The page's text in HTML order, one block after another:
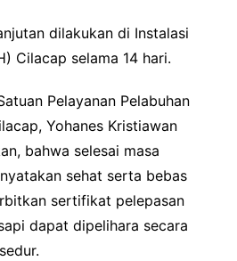
dilakukan di Instalasi
Cilacap selama 14 hari.
Pelayanan Pelabuhan
Yohanes Kristiawan
bahwa selesai masa
sehat serta bebas
sertifikat pelepasan
dapat dipelihara secara